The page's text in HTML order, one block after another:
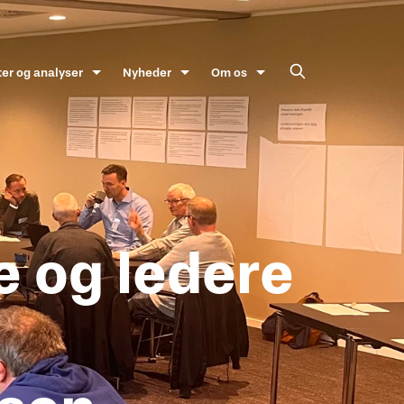
og analyser Nyheder Om os
og ledere